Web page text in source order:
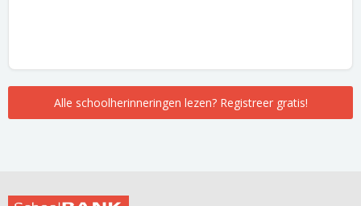
Alle schoolherinneringen lezen? Registreer gratis!